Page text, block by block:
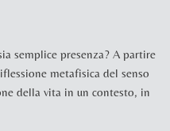
semplice presenza? A partire
metafisica del senso
della vita in un contesto, in